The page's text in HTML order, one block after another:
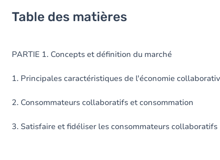
Table des matières
PARTIE 1. Concepts et définition du marché
1. Principales caractéristiques de l'économie
2. Consommateurs collaboratifs et consommation
3. Satisfaire et fidéliser les consommateurs collaboratifs